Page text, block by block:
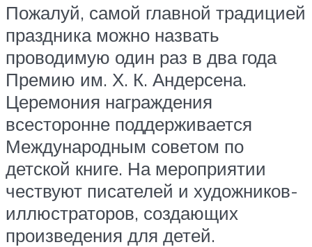
Пожалуй, самой главной традицией
праздника можно назвать
проводимую один раз в два года
Премию им. Х. К. Андерсена.
Церемония награждения
всесторонне поддерживается
Международным советом по
детской книге. На мероприятии
чествуют писателей и художников-
иллюстраторов, создающих
произведения для детей.